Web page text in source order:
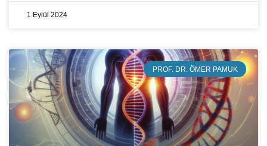
1 Eylül 2024
PROF. DR. ÖMER PAMUK